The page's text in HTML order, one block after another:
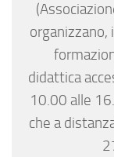
organizzano,
didattica
10.00 alle
che a